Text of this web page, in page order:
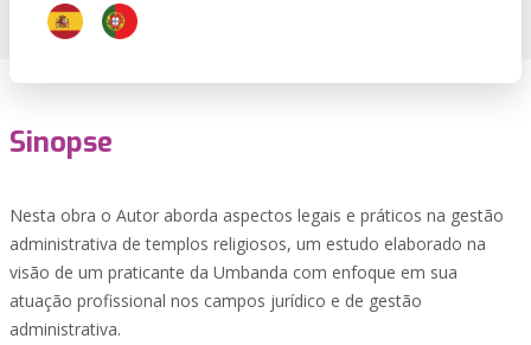
Sinopse
Nesta obra o Autor aborda aspectos legais e práticos na gestão
administrativa de templos religiosos, um estudo elaborado na
visão de um praticante da Umbanda com enfoque em sua
atuação profissional nos campos jurídico e de gestão
administrativa.